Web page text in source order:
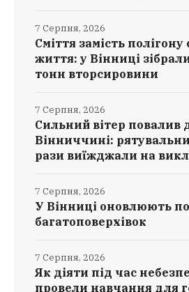
Сміття замість
життя: у Вінниці
тонн вторсировини
7 Серпня, 2026
Сильний вітер повалив
Вінниччині:
рази виїжджали на
7 Серпня, 2026
У Вінниці оновлюють
багатоповерхівок
7 Серпня, 2026
Як діяти під час
провели навчання для
7 Серпня, 2026